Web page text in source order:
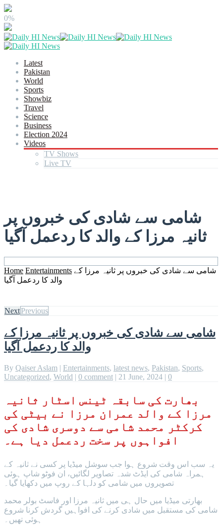
0%
Latest
Pakistan
World
Sports
Showbiz
Travel
Science
Business
Election 2024
Videos
TV Shows
Live TV
شامی سے شادی کی خبروں پر
ثانیہ مرزا کے والد کا ردعمل آگیا
Home Entertainments شامی سے شادی کی خبروں پر ثانیہ مرزا کے
والد کا ردعمل آگیا
NextPrevious
شامی سے شادی کی خبروں پر ثانیہ مرزا کے
والد کا ردعمل آگیا
By Qaiser Aslam | Entertainments, latest news, Pakistan, Sports,
Uncategorized, World | 0 comment | 21 June, 2024 | 0
بھارت کی سابقہ ٹینس اسٹار ثانیہ
مرزا کے والد عمران مرزا نے بیٹی کی
کرکٹر محمد شامی سے دوسری شادی کی
افواہوں پر سخت ردعمل دیا ہے۔
یہ سب اس وقت شروع ہوا جب سوشل میڈیا پر کسی نے ثانیہ کے
ہمراہ شامی کی ایڈٹ شدہ تصاویر لگائیں، ان فوٹو شاپ ہوئی
تصویروں میں شامی کو دلہا کے روپ میں دکھایا گیا۔
بھارتی میڈیا میں حال ہی میں ثانیہ مرزا اور فاسٹ بولر محمد
شامی کی مستقبل میں شادی کرنے کی افواہیں گردش کرنا شروع
ہوئی تھیں۔